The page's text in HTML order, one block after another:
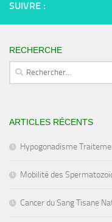
SUIVRE :
RECHERCHE
Rechercher :
ARTICLES RÉCENTS
Hypogonadisme
Mobilité des
Cancer du Sang Tisane